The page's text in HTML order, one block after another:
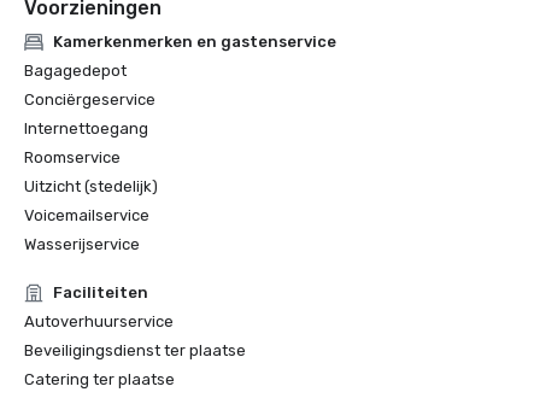
Voorzieningen
Kamerkenmerken en gastenservice
Bagagedepot
Conciërgeservice
Internettoegang
Roomservice
Uitzicht (stedelijk)
Voicemailservice
Wasserijservice
Faciliteiten
Autoverhuurservice
Beveiligingsdienst ter plaatse
Catering ter plaatse